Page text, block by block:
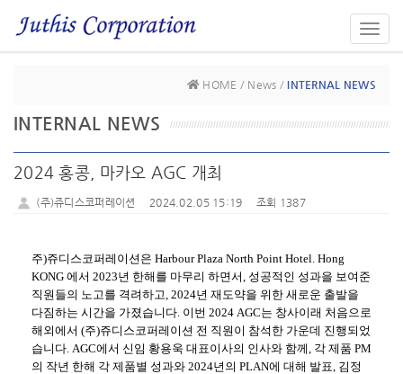
HOME / News /INTERNAL NEWS
INTERNAL NEWS
2024 홍콩, 마카오 AGC 개최
(주)쥬디스코퍼레이션 2024.02.05 15:19 조회 1387
주)쥬디스코퍼레이션은 Harbour Plaza North Point Hotel. Hong
KONG 에서 2023년 한해를 마무리 하면서, 성공적인 성과을 보여준
직원들의 노고를 격려하고, 2024년 재도약을 위한 새로운 출발을
다짐하는 시간을 가졌습니다. 이번 2024 AGC는 창사이래 처음으로
해외에서 (주)쥬디스코퍼레이션 전 직원이 참석한 가운데 진행되었
습니다. AGC에서 신임 황용욱 대표이사의 인사와 함께, 각 제품 PM
의 작년 한해 각 제품별 성과와 2024년의 PLAN에 대해 발표, 김정